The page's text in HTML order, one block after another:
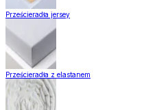
Prześcieradła jersey
Prześcieradła z elastanem